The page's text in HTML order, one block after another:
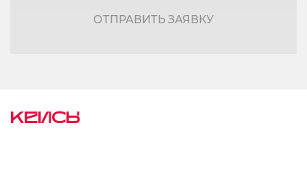
ОТПРАВИТЬ ЗАЯВКУ
КЕЙСЫ